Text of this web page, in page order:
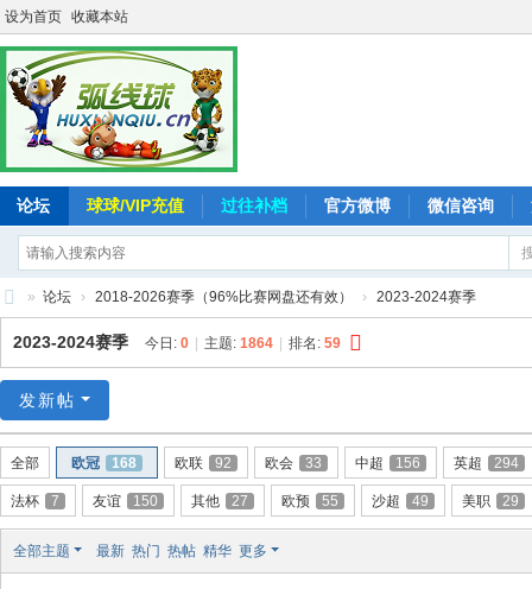
设为首页 收藏本站
论坛 球球/VIP充值 过往补档 官方微博 微信咨询
弧
线
-
追
求
致
» 论坛 › 2018-2026赛季（96%比赛网盘还有效） › 2023-2024赛季
2023-2024赛季 今日: 0 主题: 1864 排名: 59
发新帖
全部 欧冠 168 欧联 92 欧会 33 中超 156 英超 294
法杯 7 友谊 150 其他 27 欧预 55 沙超 49 美职 29
全部主题 最新 热门 热帖 精华 更多